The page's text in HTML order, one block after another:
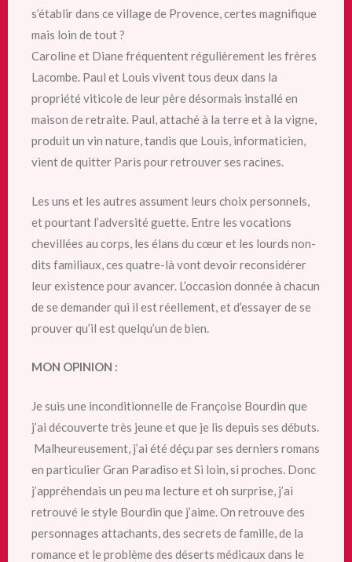
s’établir dans ce village de Provence, certes magnifique
mais loin de tout ?
Caroline et Diane fréquentent régulièrement les frères
Lacombe. Paul et Louis vivent tous deux dans la
propriété viticole de leur père désormais installé en
maison de retraite. Paul, attaché à la terre et à la vigne,
produit un vin nature, tandis que Louis, informaticien,
vient de quitter Paris pour retrouver ses racines.
Les uns et les autres assument leurs choix personnels,
et pourtant l’adversité guette. Entre les vocations
chevillées au corps, les élans du cœur et les lourds non-
dits familiaux, ces quatre-là vont devoir reconsidérer
leur existence pour avancer. L’occasion donnée à chacun
de se demander qui il est réellement, et d’essayer de se
prouver qu’il est quelqu’un de bien.
MON OPINION :
Je suis une inconditionnelle de Françoise Bourdin que
j’ai découverte très jeune et que je lis depuis ses débuts.
Malheureusement, j’ai été déçu par ses derniers romans
en particulier Gran Paradiso et Si loin, si proches. Donc
j’appréhendais un peu ma lecture et oh surprise, j’ai
retrouvé le style Bourdin que j’aime. On retrouve des
personnages attachants, des secrets de famille, de la
romance et le problème des déserts médicaux dans le